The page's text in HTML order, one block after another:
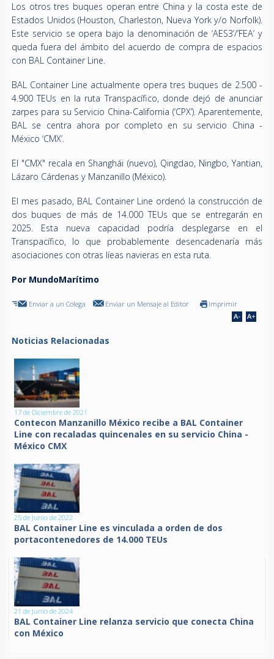
Los otros tres buques operan entre China y la costa este de
Estados Unidos (Houston, Charleston, Nueva York y/o Norfolk).
Este servicio se opera bajo la denominación de ‘AES3’/’FEA’ y
queda fuera del ámbito del acuerdo de compra de espacios
con BAL Container Line.
BAL Container Line actualmente opera tres buques de 2.500 -
4.900 TEUs en la ruta Transpacífico, donde dejó de anunciar
zarpes para su Servicio China-California (‘CPX’). Aparentemente,
BAL se centra ahora por completo en su servicio China -
México ‘CMX’.
El "CMX" recala en Shanghái (nuevo), Qingdao, Ningbo, Yantian,
Lázaro Cárdenas y Manzanillo (México).
El mes pasado, BAL Container Line ordenó la construcción de
dos buques de más de 14.000 TEUs que se entregarán en
2025. Esta nueva capacidad podría desplegarse en el
Transpacífico, lo que probablemente desencadenaría más
asociaciones con otras líeas navieras en esta ruta.
Por MundoMarítimo
Enviar a un Colega Enviar un Mensaje al Editor Imprimir
Noticias Relacionadas
17 de Diciembre de 2021
Contecon Manzanillo México recibe a BAL Container
Line con recaladas quincenales en su servicio China -
México CMX
25 de Junio de 2022
BAL Container Line es vinculada a orden de dos
portacontenedores de 14.000 TEUs
21 de Junio de 2024
BAL Container Line relanza servicio que conecta China
con México